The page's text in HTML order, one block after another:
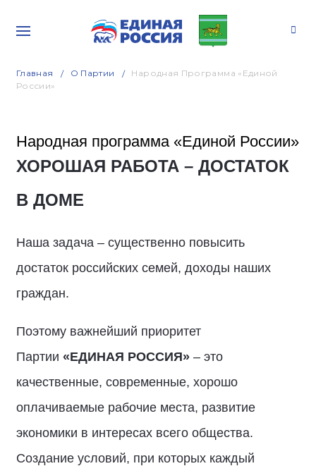
Главная О Партии
Народная Программа «Единой
России»
Народная программа «Единой России»
ХОРОШАЯ РАБОТА – ДОСТАТОК
В ДОМЕ
Наша задача – существенно повысить
достаток российских семей, доходы наших
граждан.
Поэтому важнейший приоритет
Партии «ЕДИНАЯ РОССИЯ» – это
качественные, современные, хорошо
оплачиваемые рабочие места, развитие
экономики в интересах всего общества.
Создание условий, при которых каждый